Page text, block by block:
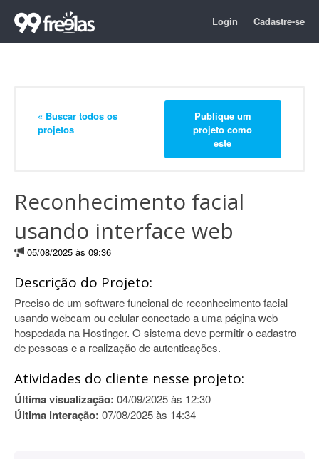
Login Cadastre-se
« Buscar todos os
projetos
Publique um
projeto como
este
Reconhecimento facial
usando interface web
05/08/2025 às 09:36
Descrição do Projeto:
Preciso de um software funcional de reconhecimento facial
usando webcam ou celular conectado a uma página web
hospedada na Hostinger. O sistema deve permitir o cadastro
de pessoas e a realização de autenticações.
Atividades do cliente nesse projeto:
Última visualização: 04/09/2025 às 12:30
Última interação: 07/08/2025 às 14:34